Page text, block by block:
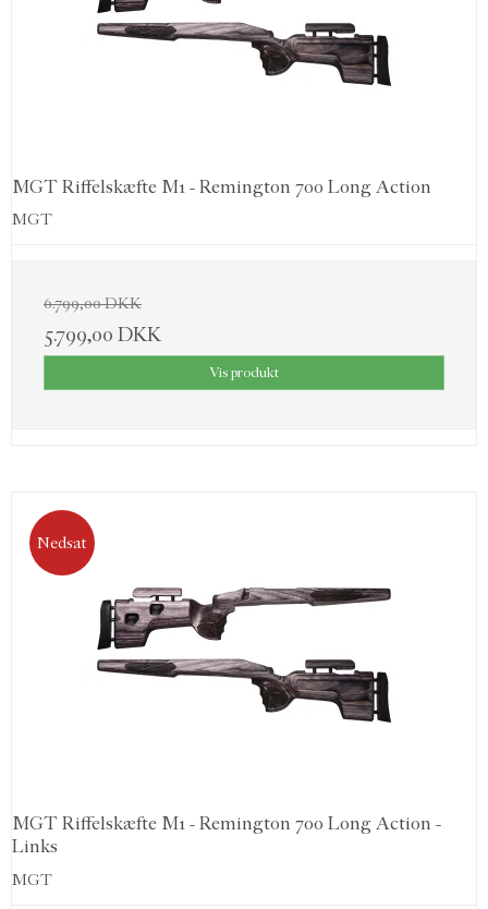
MGT Riffelskæfte M1 - Remington 700 Long Action
MGT
6.799,00 DKK
5.799,00 DKK
Vis produkt
Nedsat
MGT Riffelskæfte M1 - Remington 700 Long Action -
Links
MGT